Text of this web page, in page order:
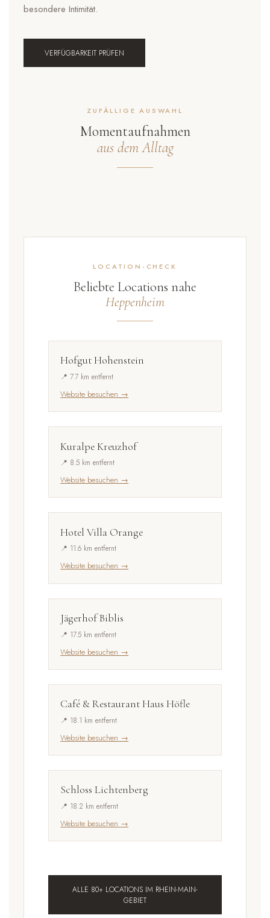
besondere Intimität.
VERFÜGBARKEIT PRÜFEN
ZUFÄLLIGE AUSWAHL
Momentaufnahmen
aus dem Alltag
LOCATION-CHECK
Beliebte Locations nahe
Heppenheim
Hofgut Hohenstein
📍 7.7 km entfernt
Website besuchen →
Kuralpe Kreuzhof
📍 8.5 km entfernt
Website besuchen →
Hotel Villa Orange
📍 11.6 km entfernt
Website besuchen →
Jägerhof Biblis
📍 17.5 km entfernt
Website besuchen →
Café & Restaurant Haus Höfle
📍 18.1 km entfernt
Website besuchen →
Schloss Lichtenberg
📍 18.2 km entfernt
Website besuchen →
ALLE 80+ LOCATIONS IM RHEIN-MAIN-
GEBIET